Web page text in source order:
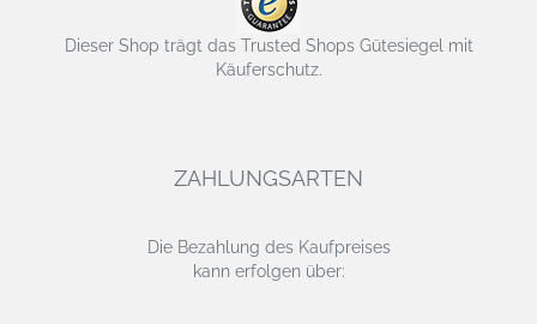
Dieser Shop trägt das Trusted Shops Gütesiegel mit
Käuferschutz.
ZAHLUNGSARTEN
Die Bezahlung des Kaufpreises
kann erfolgen über: